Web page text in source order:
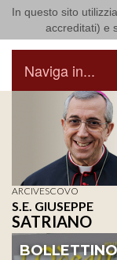
In questo sito
accreditati) e
Naviga in...
ARCIVESCOVO
S.E. GIUSEPPE
SATRIANO
BOLLETTINO